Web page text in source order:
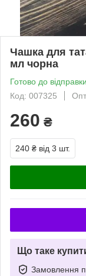
Чашка для
мл чорна
Готово до відправки
Код: 007325
Опт
260 ₴
240 ₴ від 3 шт.
Що таке
Замовлення